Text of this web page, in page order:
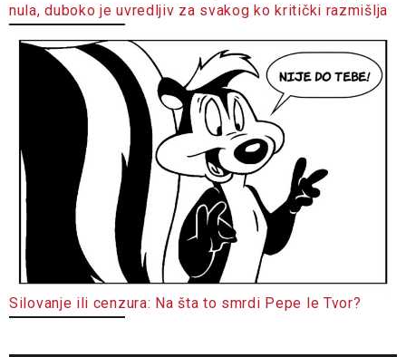
nula, duboko je uvredljiv za svakog ko kritički razmišlja
Silovanje ili cenzura: Na šta to smrdi Pepe le Tvor?